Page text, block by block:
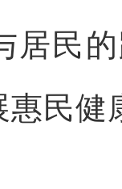
居民
民健